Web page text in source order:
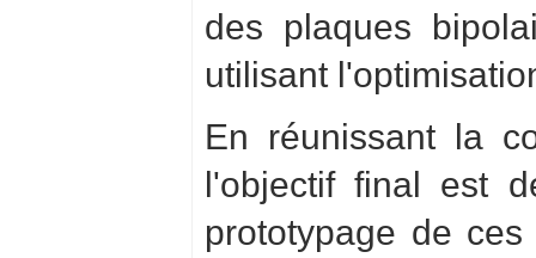
des plaques
utilisant
En réunissant la
l'objectif final est
prototypage de